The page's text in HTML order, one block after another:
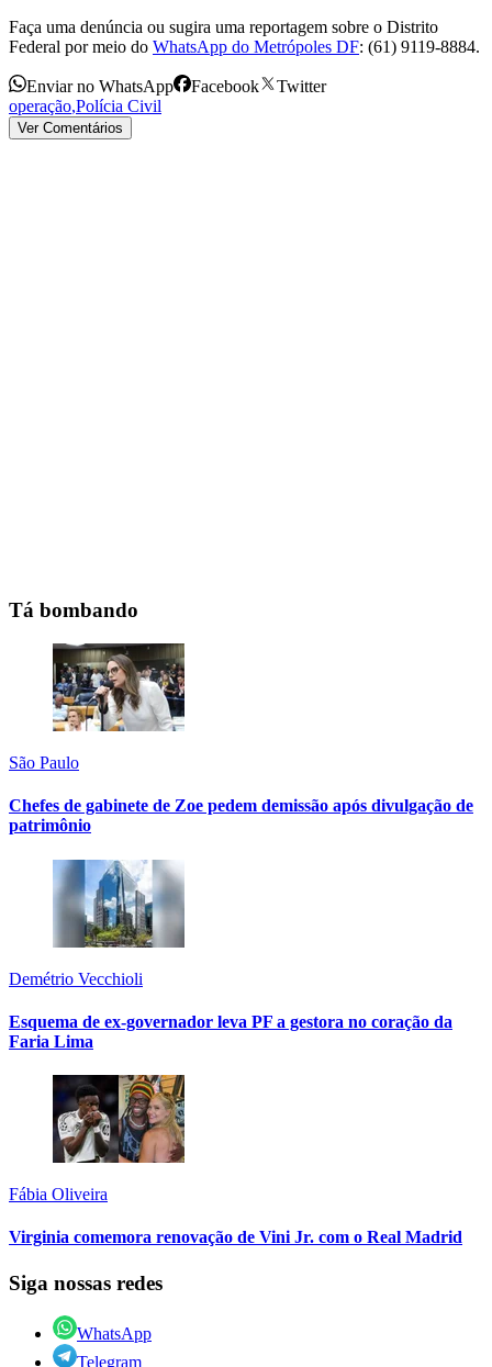
Faça uma denúncia ou sugira uma reportagem sobre o Distrito
Federal por meio do WhatsApp do Metrópoles DF: (61) 9119-8884.
Enviar no WhatsApp Facebook
Twitter
operação,Polícia Civil
Ver Comentários
Tá bombando
São Paulo
Chefes de gabinete de Zoe pedem demissão após divulgação de
patrimônio
Demétrio Vecchioli
Esquema de ex-governador leva PF a gestora no coração da
Faria Lima
Fábia Oliveira
Virginia comemora renovação de Vini Jr. com o Real Madrid
Siga nossas redes
WhatsApp
Telegram